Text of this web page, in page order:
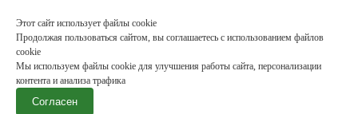
Этот сайт использует файлы cookie
Продолжая пользоваться сайтом, вы соглашаетесь с использованием файлов
cookie
Мы используем файлы cookie для улучшения работы сайта, персонализации
контента и анализа трафика
Согласен